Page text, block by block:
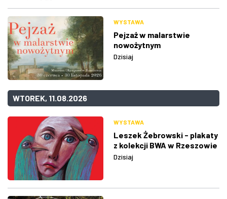
WYSTAWA
Pejzaż w malarstwie
nowożytnym
Dzisiaj
WTOREK, 11.08.2026
WYSTAWA
Leszek Żebrowski - plakaty
z kolekcji BWA w Rzeszowie
Dzisiaj